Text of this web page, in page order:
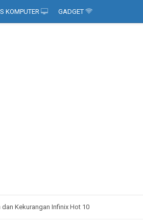
KOMPUTER GADGET
Kekurangan Infinix Hot 10